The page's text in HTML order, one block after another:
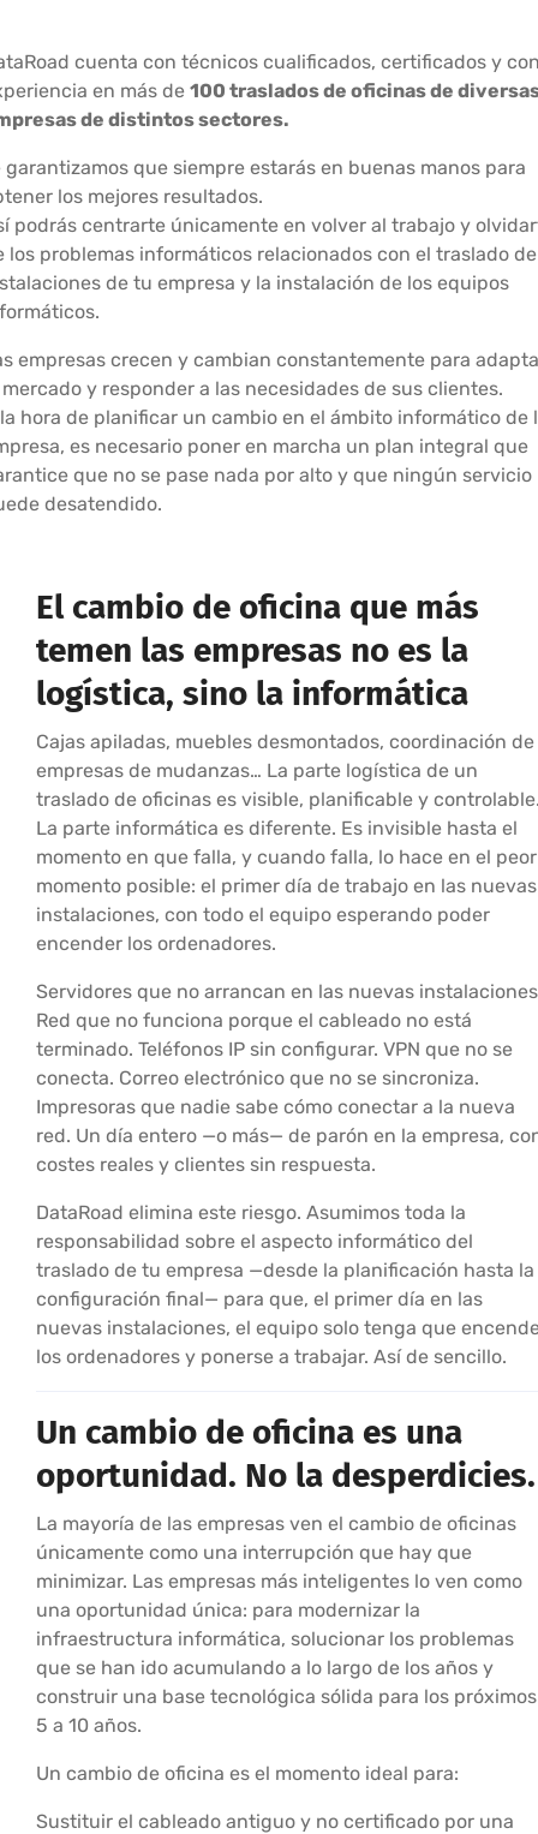
cuenta con técnicos cualificados, certificados y
en más de 100 traslados de oficinas de
de distintos sectores.
garantizamos que siempre estarás en buenas manos para
los mejores resultados.
podrás centrarte únicamente en volver al trabajo y
los problemas informáticos relacionados con el traslado
de tu empresa y la instalación de los equipos
empresas crecen y cambian constantemente para
y responder a las necesidades de sus clientes.
hora de planificar un cambio en el ámbito informático de
es necesario poner en marcha un plan integral que
que no se pase nada por alto y que ningún servicio
desatendido.
El cambio de oficina que más
temen las empresas no es la
logística, sino la informática
Cajas apiladas, muebles desmontados, coordinación de
empresas de mudanzas… La parte logística de un
traslado de oficinas es visible, planificable y
La parte informática es diferente. Es invisible hasta el
momento en que falla, y cuando falla, lo hace en el peor
momento posible: el primer día de trabajo en las nuevas
instalaciones, con todo el equipo esperando poder
encender los ordenadores.
Servidores que no arrancan en las nuevas
Red que no funciona porque el cableado no está
terminado. Teléfonos IP sin configurar. VPN que no se
conecta. Correo electrónico que no se sincroniza.
Impresoras que nadie sabe cómo conectar a la nueva
red. Un día entero —o más— de parón en la empresa,
costes reales y clientes sin respuesta.
DataRoad elimina este riesgo. Asumimos toda la
responsabilidad sobre el aspecto informático del
traslado de tu empresa —desde la planificación hasta la
configuración final— para que, el primer día en las
nuevas instalaciones, el equipo solo tenga que
los ordenadores y ponerse a trabajar. Así de sencillo.
Un cambio de oficina es una
oportunidad. No la desperdicies.
La mayoría de las empresas ven el cambio de oficinas
únicamente como una interrupción que hay que
minimizar. Las empresas más inteligentes lo ven como
una oportunidad única: para modernizar la
infraestructura informática, solucionar los problemas
que se han ido acumulando a lo largo de los años y
construir una base tecnológica sólida para los próximos
5 a 10 años.
Un cambio de oficina es el momento ideal para:
Sustituir el cableado antiguo y no certificado por una